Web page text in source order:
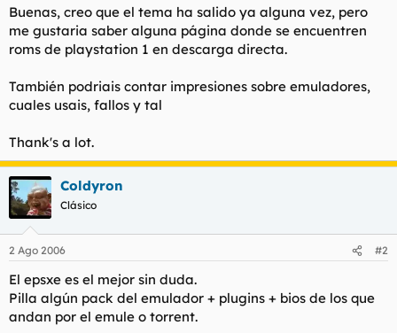
r
e
l
e
m
n
i
c
i
Buenas, creo que el tema ha salido ya alguna vez, pero
me gustaria saber alguna página donde se encuentren
roms de playstation 1 en descarga directa.
También podriais contar impresiones sobre emuladores,
cuales usais, fallos y tal
Thank's a lot.
Coldyron
Clásico
2 Ago 2006 #2
El epsxe es el mejor sin duda.
Pilla algún pack del emulador + plugins + bios de los que
andan por el emule o torrent.